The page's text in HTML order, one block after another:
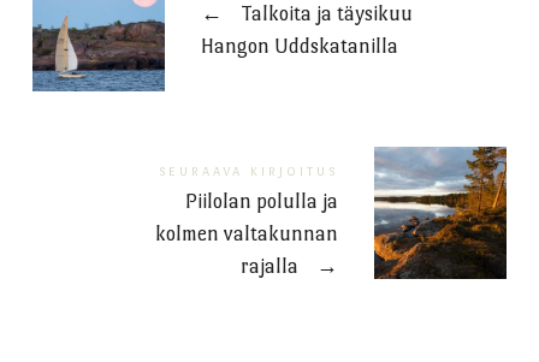
←
Talkoita ja täysikuu
Hangon Uddskatanilla
SEURAAVA KIRJOITUS
Piilolan polulla ja
kolmen valtakunnan
rajalla
→